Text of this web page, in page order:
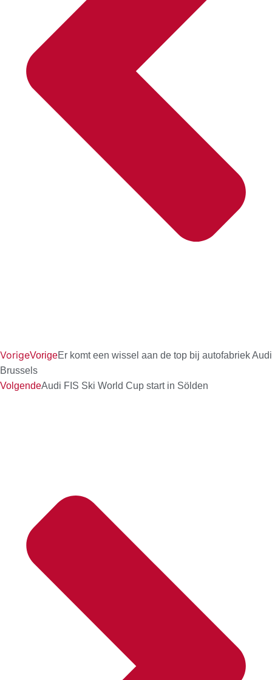
VorigeVorigeEr komt een wissel aan de top bij autofabriek Audi
Brussels
VolgendeAudi FIS Ski World Cup start in Sölden